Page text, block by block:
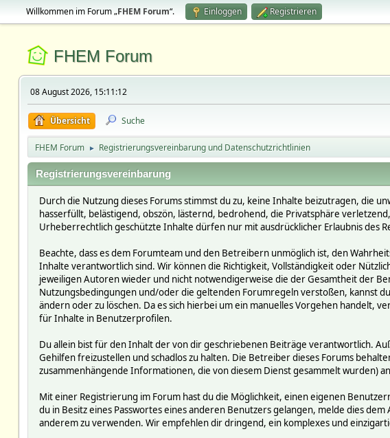
Willkommen im Forum „FHEM Forum“. Einloggen Registrieren
FHEM Forum
08 August 2026, 15:11:12
Übersicht Suche
FHEM Forum ► Registrierungsvereinbarung und Datenschutzrichtlinien
Registrierungsvereinbarung
Durch die Nutzung dieses Forums stimmst du zu, keine Inhalte beizutragen, die
hasserfüllt, belästigend, obszön, lästernd, bedrohend, die Privatsphäre
Urheberrechtlich geschützte Inhalte dürfen nur mit ausdrücklicher Erlaubnis des
Beachte, dass es dem Forumteam und den Betreibern unmöglich ist, den
Inhalte verantwortlich sind. Wir können die Richtigkeit, Vollständigkeit oder
jeweiligen Autoren wieder und nicht notwendigerweise die der Gesamtheit der
Nutzungsbedingungen und/oder die geltenden Forumregeln verstoßen, kannst
ändern oder zu löschen. Da es sich hierbei um ein manuelles Vorgehen handelt,
für Inhalte in Benutzerprofilen.
Du allein bist für den Inhalt der von dir geschriebenen Beiträge verantwortlich.
Gehilfen freizustellen und schadlos zu halten. Die Betreiber dieses Forums
zusammenhängende Informationen, die von diesem Dienst gesammelt wurden)
Mit einer Registrierung im Forum hast du die Möglichkeit, einen eigenen
du in Besitz eines Passwortes eines anderen Benutzers gelangen, melde dies
anderem zu verwenden. Wir empfehlen dir dringend, ein komplexes und